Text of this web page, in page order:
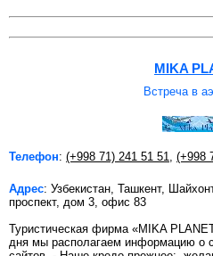
MIKA
Встреча в
Телефон: (+998 71) 241 51 51, (+998
Адрес: Узбекистан, Ташкент,
проспект, дом 3, офис 83
Туристическая фирма «MIKA
дня мы располагаем информацию о